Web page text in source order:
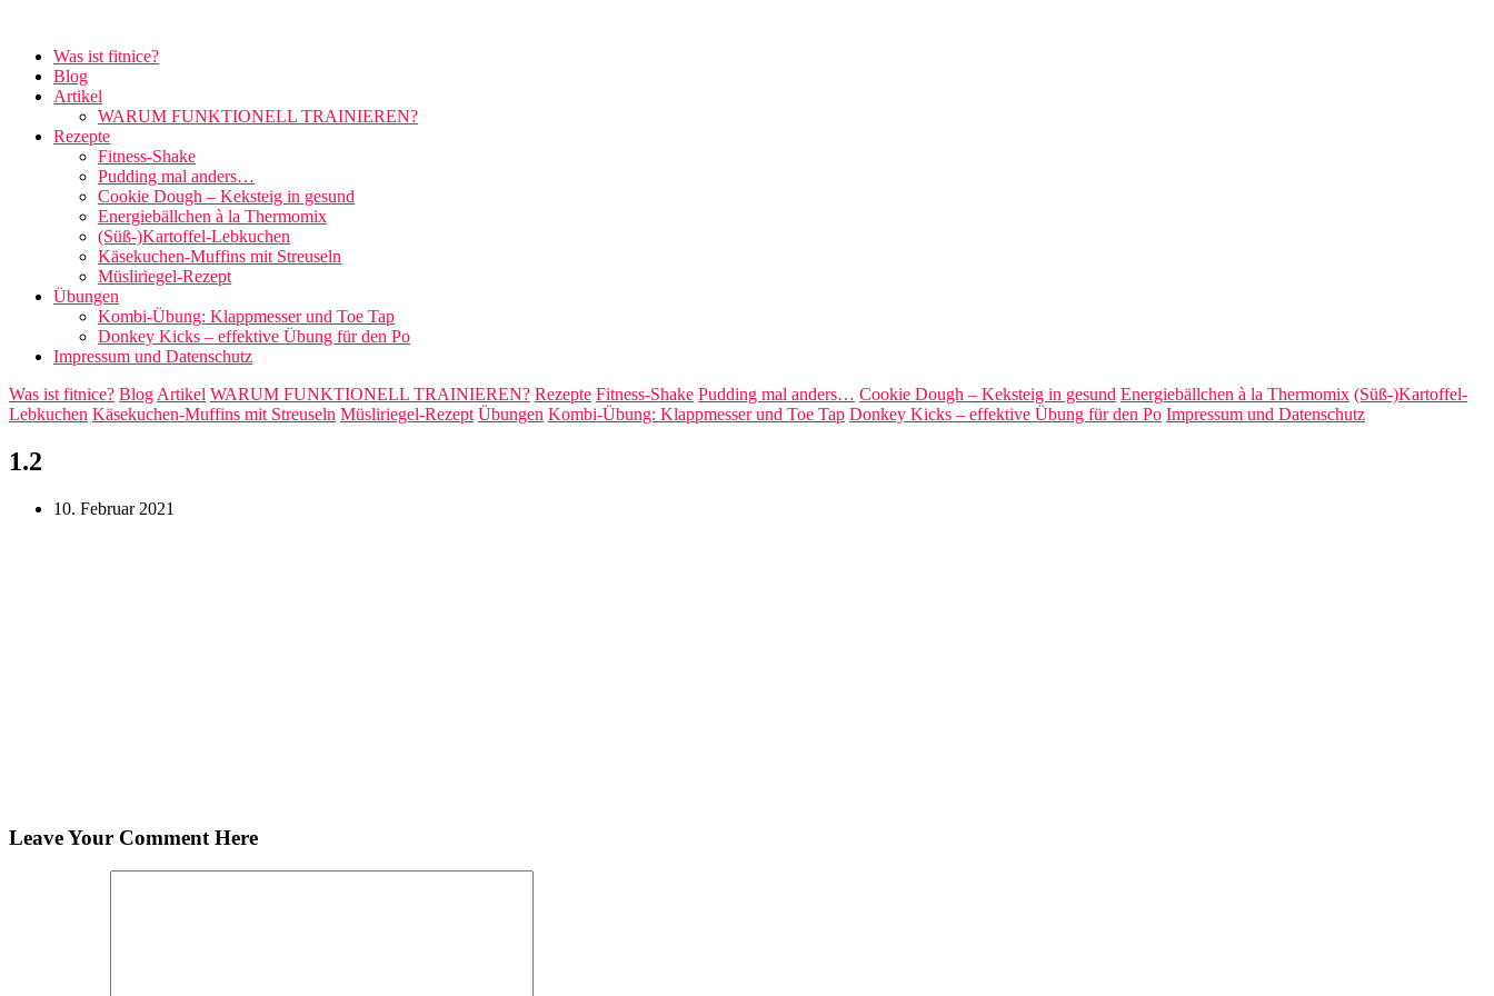
Was ist fitnice?
Blog
Artikel
WARUM FUNKTIONELL TRAINIEREN?
Rezepte
Fitness-Shake
Pudding mal anders…
Cookie Dough – Keksteig in gesund
Energiebällchen à la Thermomix
(Süß-)Kartoffel-Lebkuchen
Käsekuchen-Muffins mit Streuseln
Müsliriegel-Rezept
Übungen
Kombi-Übung: Klappmesser und Toe Tap
Donkey Kicks – effektive Übung für den Po
Impressum und Datenschutz
Was ist fitnice? Blog Artikel WARUM FUNKTIONELL TRAINIEREN? Rezepte Fitness-Shake Pudding mal anders… Cookie Dough – Keksteig in gesund Energiebällchen à la Thermomix (Süß-)Kartoffel-
Lebkuchen Käsekuchen-Muffins mit Streuseln Müsliriegel-Rezept Übungen Kombi-Übung: Klappmesser und Toe Tap Donkey Kicks – effektive Übung für den Po Impressum und Datenschutz
1.2
10. Februar 2021
Email